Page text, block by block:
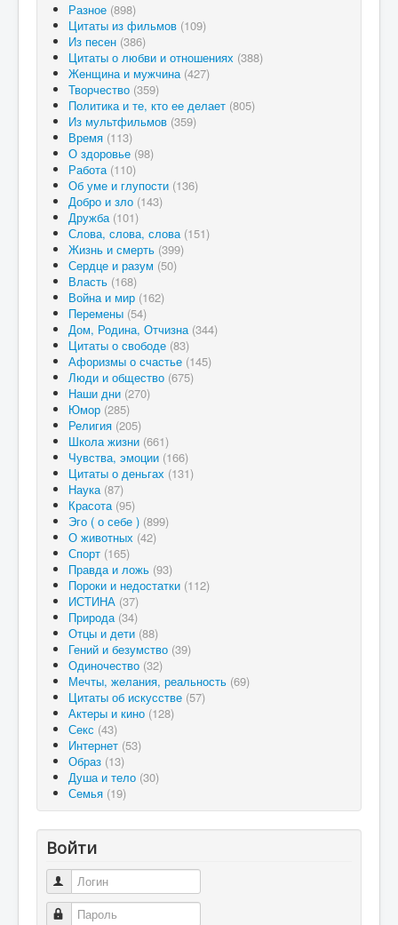
Разное (898)
Цитаты из фильмов (109)
Из песен (386)
Цитаты о любви и отношениях (388)
Женщина и мужчина (427)
Творчество (359)
Политика и те, кто ее делает (805)
Из мультфильмов (359)
Время (113)
О здоровье (98)
Работа (110)
Об уме и глупости (136)
Добро и зло (143)
Дружба (101)
Слова, слова, слова (151)
Жизнь и смерть (399)
Сердце и разум (50)
Власть (168)
Война и мир (162)
Перемены (54)
Дом, Родина, Отчизна (344)
Цитаты о свободе (83)
Афоризмы о счастье (145)
Люди и общество (675)
Наши дни (270)
Юмор (285)
Религия (205)
Школа жизни (661)
Чувства, эмоции (166)
Цитаты о деньгах (131)
Наука (87)
Красота (95)
Эго ( о себе ) (899)
О животных (42)
Спорт (165)
Правда и ложь (93)
Пороки и недостатки (112)
ИСТИНА (37)
Природа (34)
Отцы и дети (88)
Гений и безумство (39)
Одиночество (32)
Мечты, желания, реальность (69)
Цитаты об искусстве (57)
Актеры и кино (128)
Секс (43)
Интернет (53)
Образ (13)
Душа и тело (30)
Семья (19)
Войти
Логин
Пароль